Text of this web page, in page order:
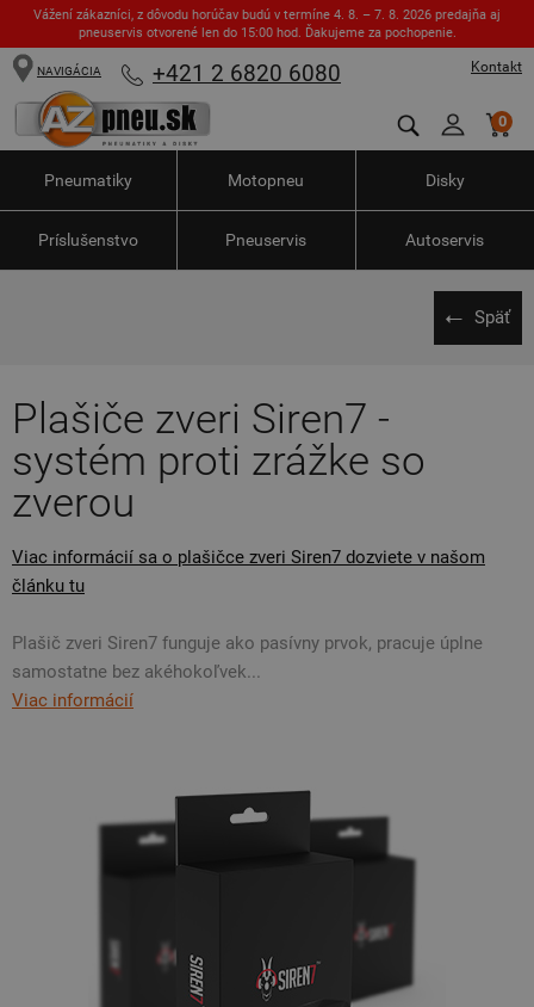
Vážení zákazníci, z dôvodu horúčav budú v termíne 4. 8. – 7. 8. 2026 predajňa aj
pneuservis otvorené len do 15:00 hod. Ďakujeme za pochopenie.
Kontakt
NAVIGÁCIA +421 2 6820 6080
0
Pneumatiky Motopneu Disky
Príslušenstvo Pneuservis Autoservis
Späť
Plašiče zveri Siren7 -
systém proti zrážke so
zverou
Viac informácií sa o plašičce zveri Siren7 dozviete v našom
článku tu
Plašič zveri Siren7 funguje ako pasívny prvok, pracuje úplne
samostatne bez akéhokoľvek...
Viac informácií